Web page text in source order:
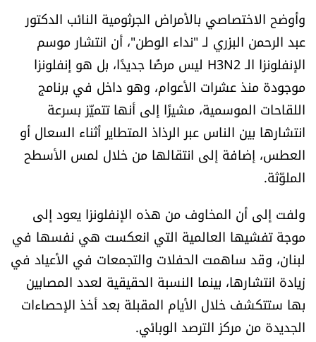
للتاريخ
فيديو
من نحن
للتواصل معنا
شروط الاستخدام
شروط الإشتراك
Digital solutions by
وأوضح الاختصاصي بالأمراض الجرثومية النائب الدكتور
عبد الرحمن البزري لـ "نداء الوطن"، أن انتشار موسم
الإنفلونزا الـ H3N2 ليس مرضًا جديدًا، بل هو إنفلونزا
موجودة منذ عشرات الأعوام، وهو داخل في برنامج
اللقاحات الموسمية، مشيرًا إلى أنها تتميّز بسرعة
انتشارها بين الناس عبر الرذاذ المتطاير أثناء السعال أو
العطس، إضافة إلى انتقالها من خلال لمس الأسطح
الملوّثة.
ولفت إلى أن المخاوف من هذه الإنفلونزا يعود إلى
موجة تفشيها العالمية التي انعكست هي نفسها في
لبنان، وقد ساهمت الحفلات والتجمعات في الأعياد في
زيادة انتشارها، بينما النسبة الحقيقية لعدد المصابين
بها ستتكشف خلال الأيام المقبلة بعد أخذ الإحصاءات
الجديدة من مركز الترصد الوبائي.